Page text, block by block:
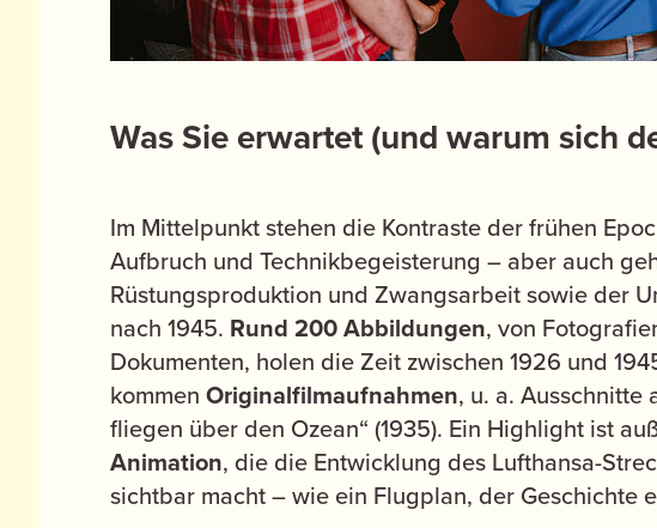
Was Sie erwartet (und warum sich
Im Mittelpunkt stehen die Kontraste der frühen
Aufbruch und Technikbegeisterung – aber auch
Rüstungsproduktion und Zwangsarbeit sowie der
nach 1945. Rund 200 Abbildungen, von
Dokumenten, holen die Zeit zwischen 1926 und
kommen Originalfilmaufnahmen, u. a. Ausschnitte
fliegen über den Ozean“ (1935). Ein Highlight ist
Animation, die die Entwicklung des Lufthansa-
sichtbar macht – wie ein Flugplan, der Geschichte